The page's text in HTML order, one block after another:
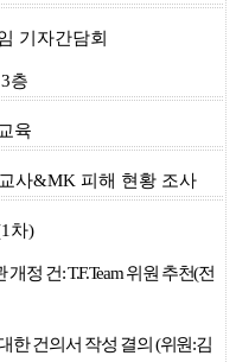
기자간담회
층
육
사&MK 피해 현황 조사
차)
정 건: T.F.Team 위원 추천(전
한 건의서 작성 결의 (위원:김